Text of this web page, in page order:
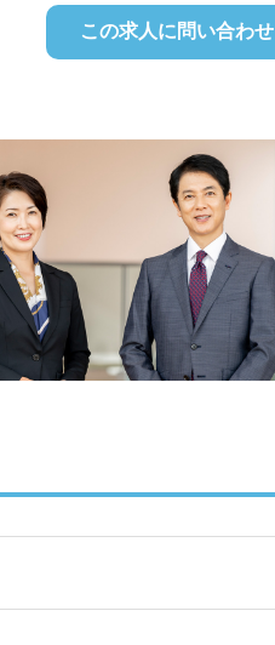
この求人に問い合わせ